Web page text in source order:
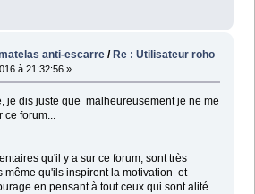
anti-escarre / Re : Utilisateur roho
à 21:32:56 »
je dis juste que malheureusement je ne me
ce forum...
qu'il y a sur ce forum, sont très
même qu'ils inspirent la motivation et
en pensant à tout ceux qui sont alité ...